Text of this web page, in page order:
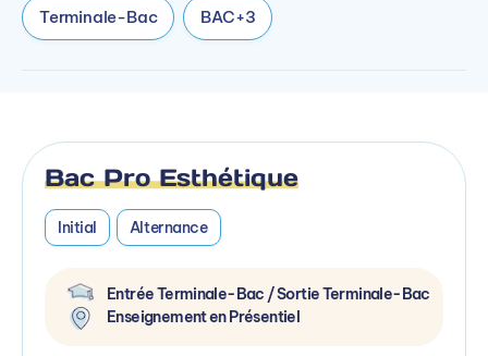
Terminale-Bac BAC+3
Bac Pro Esthétique
Initial Alternance
Entrée Terminale-Bac / Sortie Terminale-Bac
Enseignement en Présentiel